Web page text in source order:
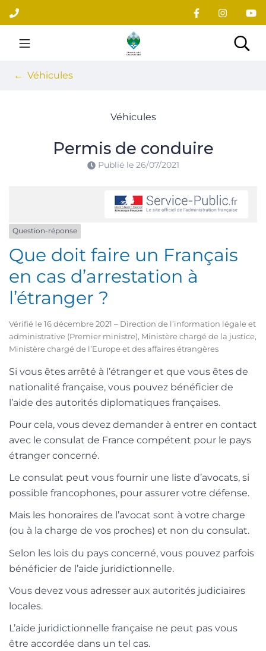
Aller
au
contenu
Site officiel du village
Véhicules
Véhicules
Permis de conduire
Publié le 26/07/2021
Question-réponse
Que doit faire un Français
en cas d’arrestation à
l’étranger ?
Vérifié le 16 décembre 2021 – Direction de l’information légale et
administrative (Premier ministre), Ministère chargé de la justice,
Ministère chargé de l’Europe et des affaires étrangères
Si vous êtes arrêté à l’étranger et que vous êtes de
nationalité française, vous pouvez bénéficier de
l’aide des autorités diplomatiques françaises.
Pour cela, vous devez demander à entrer en contact
avec le consulat de France compétent pour le pays
étranger concerné.
Le consulat peut vous fournir une liste d’avocats, si
possible francophones, pour assurer votre défense.
Mais les honoraires de l’avocat sont à votre charge
(ou à la charge de vos proches) et non du consulat.
Selon les lois du pays concerné, vous pouvez parfois
bénéficier de l’aide juridictionnelle.
Vous devez vous adresser aux autorités judiciaires
locales.
L’aide juridictionnelle française ne peut pas vous
être accordée dans un tel cas.